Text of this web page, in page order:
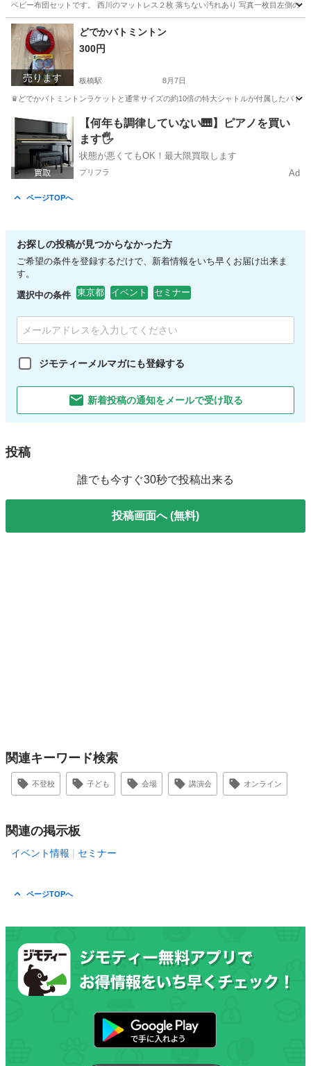
ベビー布団セットです。 西川のマットレス２枚 落ちない汚れあり 写真一枚目左側の
東京 板橋区 板橋駅 ベビー用品
売ります
どでかバトミントン
300円
板橋駅 8月7日
♛どでかバトミントンラケットと通常サイズの約10倍の特大シャトルが付属したバド
東京 板橋区 板橋駅 その他
【何年も調律していない🎹】ピアノを買い
ます🖐️
状態が悪くてもOK！最大限買取します
プリフラ Ad
ページTOPへ
お探しの投稿が見つからなかった方
ご希望の条件を登録するだけで、新着情報をいち早くお届け出来ま
す。
選択中の条件 東京都 イベント セミナー
ジモティーメルマガにも登録する
新着投稿の通知をメールで受け取る
投稿
誰でも今すぐ30秒で投稿出来る
投稿画面へ (無料)
関連キーワード検索
不登校 子ども 会場 講演会 オンライン
関連の掲示板
イベント情報 セミナー
ページTOPへ